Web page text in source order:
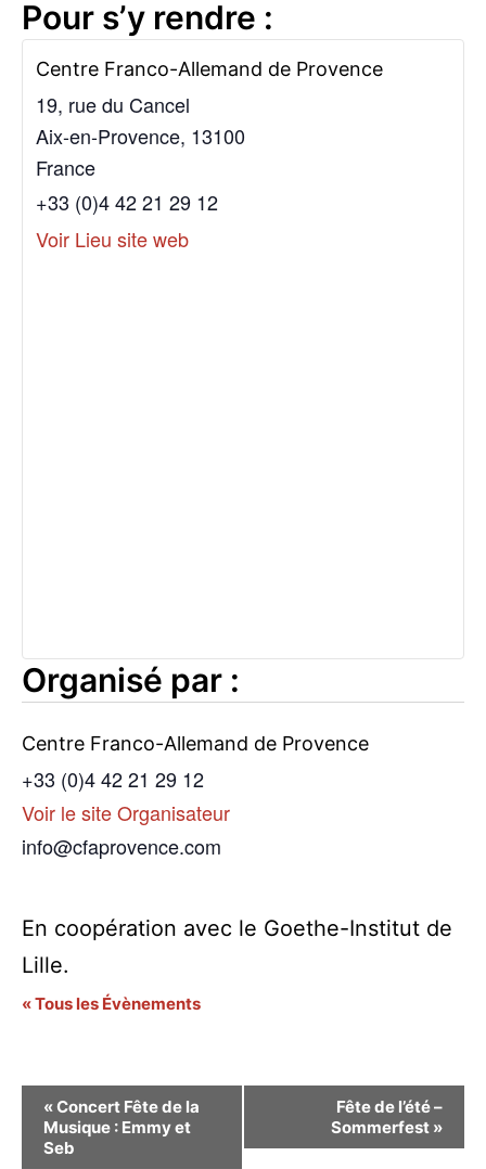
Pour s’y rendre :
Centre Franco-Allemand de Provence
19, rue du Cancel
Aix-en-Provence, 13100
France
+33 (0)4 42 21 29 12
Voir Lieu site web
Organisé par :
Centre Franco-Allemand de Provence
+33 (0)4 42 21 29 12
Voir le site Organisateur
info@cfaprovence.com
En coopération avec le Goethe-Institut de
Lille.
« Tous les Évènements
Navigation
Évènement
«Concert Fête de la
Musique : Emmy et
Seb
Fête de l’été –
Sommerfest »